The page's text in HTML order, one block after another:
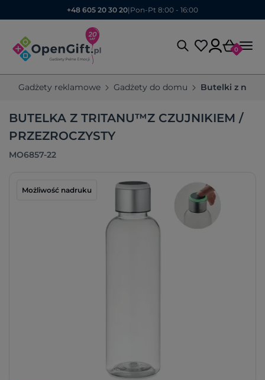
+48 605 20 30 20| Pon-Pt 8:00 - 16:00
0
Gadżety reklamowe Gadżety do domu Butelki z
BUTELKA Z TRITANU™Z CZUJNIKIEM /
PRZEZROCZYSTY
MO6857-22
Możliwość nadruku